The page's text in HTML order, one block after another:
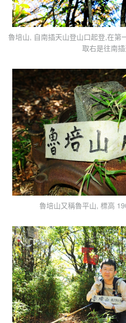
魯培山, 自南插天山登山口起登,在第
取右是往南
魯培山又稱魯平山, 標高